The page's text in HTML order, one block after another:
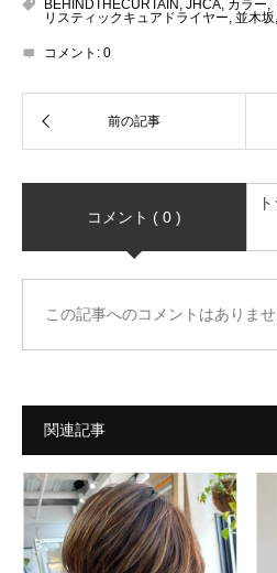
BEHINDTHECURTAIN , JHCA, カラー,
リスティックキュアドライヤー, 並木坂,
コメント: 0
コメント ( 0 )
この記事へのコメントはありませ
関連記事